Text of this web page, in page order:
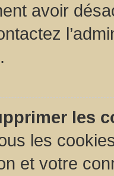
avoir
les
les
et votre